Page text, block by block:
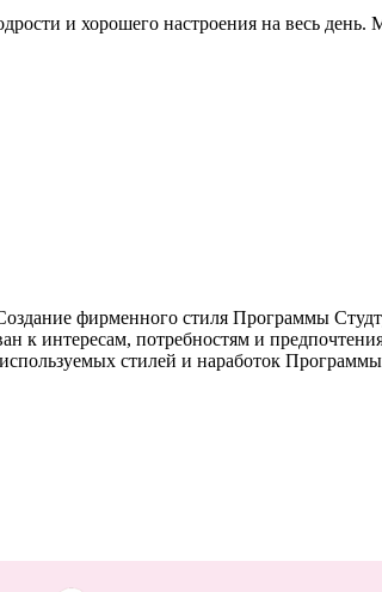
и хорошего настроения на весь
фирменного стиля Программы
к интересам, потребностям и
стилей и наработок